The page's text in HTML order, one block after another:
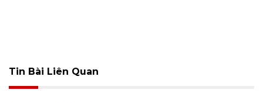
Tin Bài Liên Quan